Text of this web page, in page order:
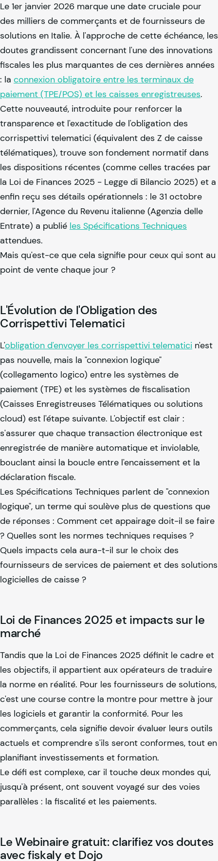
Le 1er janvier 2026 marque une date cruciale pour
des milliers de commerçants et de fournisseurs de
solutions en Italie. À l'approche de cette échéance, les
doutes grandissent concernant l'une des innovations
fiscales les plus marquantes de ces dernières années
: la connexion obligatoire entre les terminaux de
paiement (TPE/POS) et les caisses enregistreuses.
Cette nouveauté, introduite pour renforcer la
transparence et l'exactitude de l'obligation des
corrispettivi telematici (équivalent des Z de caisse
télématiques), trouve son fondement normatif dans
les dispositions récentes (comme celles tracées par
la Loi de Finances 2025 - Legge di Bilancio 2025) et a
enfin reçu ses détails opérationnels : le 31 octobre
dernier, l'Agence du Revenu italienne (Agenzia delle
Entrate) a publié les Spécifications Techniques
attendues.
Mais qu'est-ce que cela signifie pour ceux qui sont au
point de vente chaque jour ?
L'Évolution de l'Obligation des
Corrispettivi Telematici
L'obligation d'envoyer les corrispettivi telematici n'est
pas nouvelle, mais la "connexion logique"
(collegamento logico) entre les systèmes de
paiement (TPE) et les systèmes de fiscalisation
(Caisses Enregistreuses Télématiques ou solutions
cloud) est l'étape suivante. L'objectif est clair :
s'assurer que chaque transaction électronique est
enregistrée de manière automatique et inviolable,
bouclant ainsi la boucle entre l'encaissement et la
déclaration fiscale.
Les Spécifications Techniques parlent de "connexion
logique", un terme qui soulève plus de questions que
de réponses : Comment cet appairage doit-il se faire
? Quelles sont les normes techniques requises ?
Quels impacts cela aura-t-il sur le choix des
fournisseurs de services de paiement et des solutions
logicielles de caisse ?
Loi de Finances 2025 et impacts sur le
marché
Tandis que la Loi de Finances 2025 définit le cadre et
les objectifs, il appartient aux opérateurs de traduire
la norme en réalité. Pour les fournisseurs de solutions,
c'est une course contre la montre pour mettre à jour
les logiciels et garantir la conformité. Pour les
commerçants, cela signifie devoir évaluer leurs outils
actuels et comprendre s'ils seront conformes, tout en
planifiant investissements et formation.
Le défi est complexe, car il touche deux mondes qui,
jusqu'à présent, ont souvent voyagé sur des voies
parallèles : la fiscalité et les paiements.
Le Webinaire gratuit: clarifiez vos doutes
avecfiskalyet Dojo